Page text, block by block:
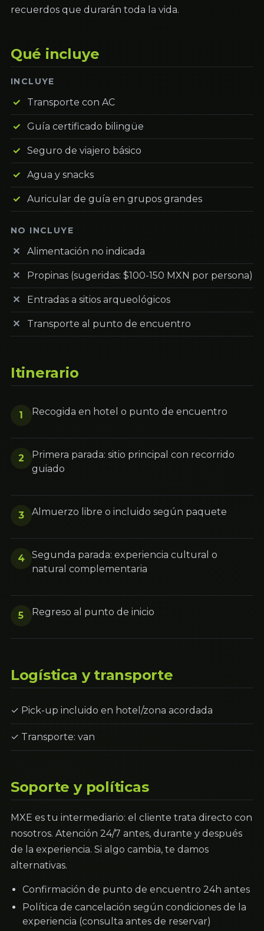
recuerdos que durarán toda la vida.
Qué incluye
INCLUYE
Transporte con AC
Guía certificado bilingüe
Seguro de viajero básico
Agua y snacks
Auricular de guía en grupos grandes
NO INCLUYE
Alimentación no indicada
Propinas (sugeridas: $100-150 MXN por persona)
Entradas a sitios arqueológicos
Transporte al punto de encuentro
Itinerario
1 Recogida en hotel o punto de encuentro
2
Primera parada: sitio principal con recorrido
guiado
3 Almuerzo libre o incluido según paquete
4
Segunda parada: experiencia cultural o
natural complementaria
5 Regreso al punto de inicio
Logística y transporte
✓ Pick-up incluido en hotel/zona acordada
✓ Transporte: van
Soporte y políticas
MXE es tu intermediario: el cliente trata directo con
nosotros. Atención 24/7 antes, durante y después
de la experiencia. Si algo cambia, te damos
alternativas.
Confirmación de punto de encuentro 24h antes
Política de cancelación según condiciones de la
experiencia (consulta antes de reservar)